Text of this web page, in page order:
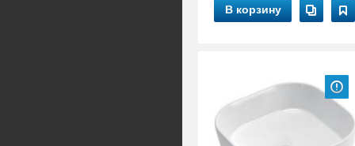
В корзину